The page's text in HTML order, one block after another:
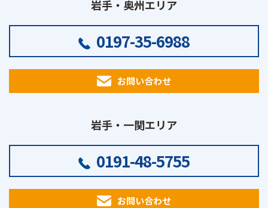
岩手・奥州エリア
0197-35-6988
お問い合わせ
岩手・一関エリア
0191-48-5755
お問い合わせ